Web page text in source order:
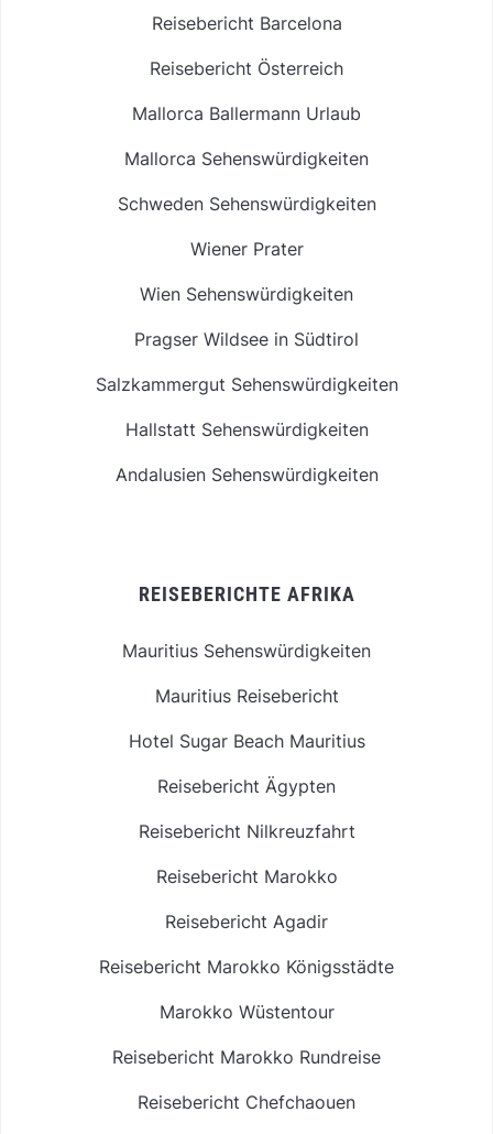
Reisebericht Barcelona
Reisebericht Österreich
Mallorca Ballermann Urlaub
Mallorca Sehenswürdigkeiten
Schweden Sehenswürdigkeiten
Wiener Prater
Wien Sehenswürdigkeiten
Pragser Wildsee in Südtirol
Salzkammergut Sehenswürdigkeiten
Hallstatt Sehenswürdigkeiten
Andalusien Sehenswürdigkeiten
REISEBERICHTE AFRIKA
Mauritius Sehenswürdigkeiten
Mauritius Reisebericht
Hotel Sugar Beach Mauritius
Reisebericht Ägypten
Reisebericht Nilkreuzfahrt
Reisebericht Marokko
Reisebericht Agadir
Reisebericht Marokko Königsstädte
Marokko Wüstentour
Reisebericht Marokko Rundreise
Reisebericht Chefchaouen